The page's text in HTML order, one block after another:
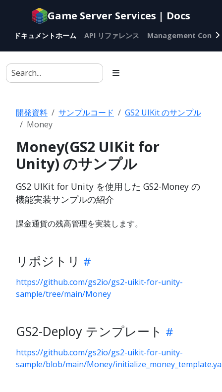
Documentation
agents
Game Server Services | Docs
ドキュメントホーム API リファレンス Management
開発資料 サンプルコード
GS2 UIKit のサンプル
Money
Money(GS2 UIKit for
Unity) のサンプル
GS2 UIKit for Unity を使用した GS2-Money の
機能実装サンプルの紹介
課金通貨の残高管理を実装します。
リポジトリ
https://github.com/gs2io/gs2-uikit-for-unity-
sample/tree/main/Money
GS2-Deploy テンプレート
https://github.com/gs2io/gs2-uikit-for-unity-
sample/blob/main/Money/